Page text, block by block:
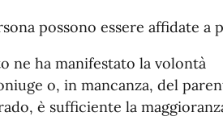
possono essere affidate a
ne ha manifestato la volontà
o, in mancanza, del
è sufficiente la